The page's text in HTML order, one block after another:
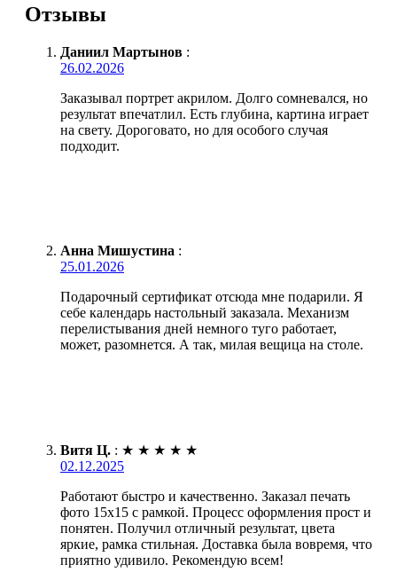
Отзывы
Даниил Мартынов :
26.02.2026
Заказывал портрет акрилом. Долго сомневался, но
результат впечатлил. Есть глубина, картина играет
на свету. Дороговато, но для особого случая
подходит.
Анна Мишустина :
25.01.2026
Подарочный сертификат отсюда мне подарили. Я
себе календарь настольный заказала. Механизм
перелистывания дней немного туго работает,
может, разомнется. А так, милая вещица на столе.
Витя Ц. : ★ ★ ★ ★ ★
02.12.2025
Работают быстро и качественно. Заказал печать
фото 15х15 с рамкой. Процесс оформления прост и
понятен. Получил отличный результат, цвета
яркие, рамка стильная. Доставка была вовремя, что
приятно удивило. Рекомендую всем!